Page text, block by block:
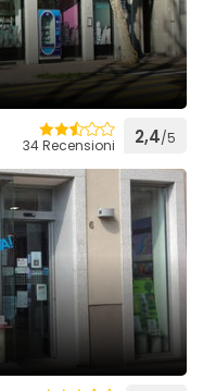
34 Recensioni 2,4/5